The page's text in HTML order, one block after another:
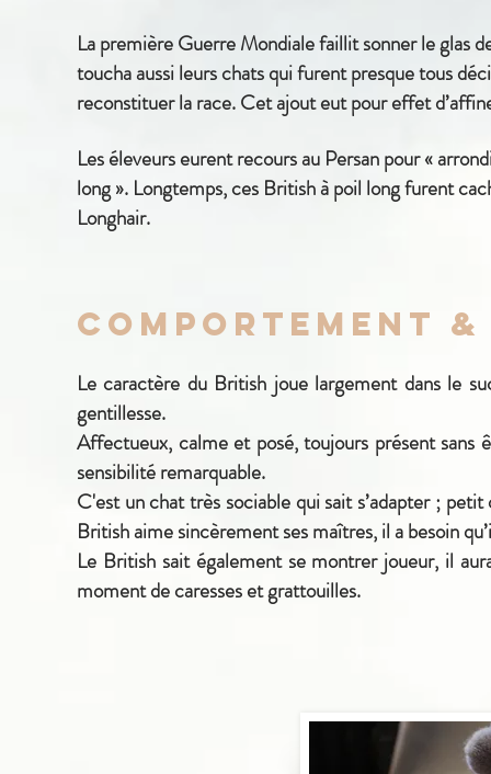
La première Guerre Mondiale faillit sonner le glas
toucha aussi leurs chatsqui furent presque tous
reconstituer la race.Cet ajout eut pour effet
Les éleveurs eurent recours au Persan pour «
long ». Longtemps, ces British à poil longfurent
Longhair.
Comportement
Le caractère du British joue largement dans le
gentillesse.
Affectueux, calme et posé, toujours présent sans
sensibilité remarquable.
C'est un chat très sociable quisait s’adapter ; petit
British aime sincèrement ses maîtres, il a besoin
Le Britishsait également se montrer joueur, il
moment decaressesetgrattouilles.